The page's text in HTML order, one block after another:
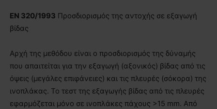
EN 320/1993 Προσδιορισμός της αντοχής σε εξαγωγή
βίδας
Αρχή της μεθόδου είναι ο προσδιορισμός της δύναμής
που απαιτείται για την εξαγωγή (αξονικός) βίδας από τις
όψεις (μεγάλες επιφάνειες) και τις πλευρές (σόκορα) της
ινοπλάκας. Το τεστ της εξαγωγής βίδας από τις πλευρές
εφαρμόζεται µόνο σε ινοπλάκες πάχους >15 mm. Από